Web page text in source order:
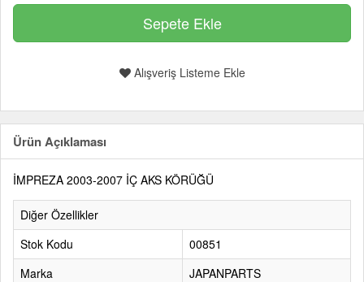
Alışveriş Listeme Ekle
Ürün Açıklaması
İMPREZA 2003-2007 İÇ AKS KÖRÜĞÜ
Diğer Özellikler
Stok Kodu
00851
Marka
JAPANPARTS